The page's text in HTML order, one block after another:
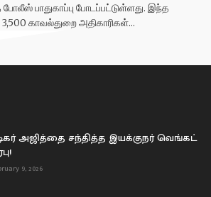
போலீஸ் பாதுகாப்பு போடப்பட்டுள்ளது. இந்த
காவல்துறை அதிகாரிகள்...
அஜித்தை சந்தித்த இயக்குநர் வெங்கட்
9, 2026